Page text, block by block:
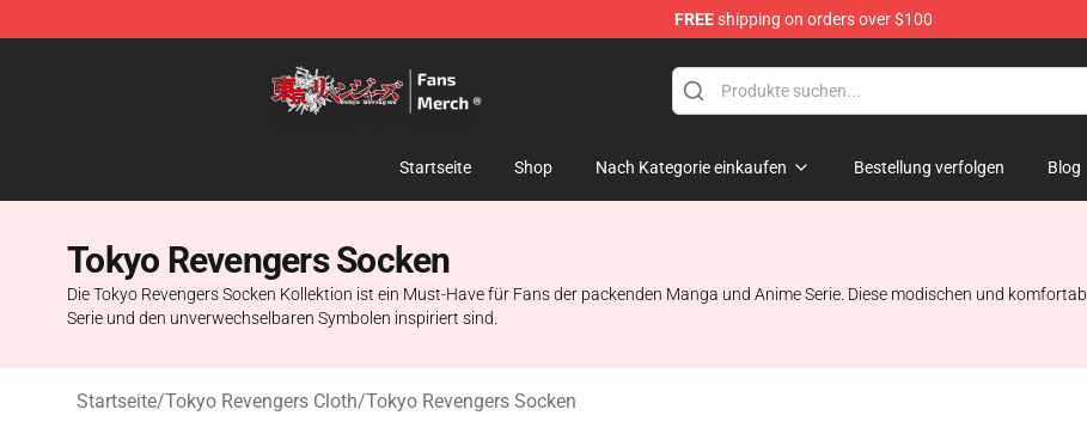
FREEshipping on orders over $100
Startseite Shop Nach Kategorie einkaufen Bestellung verfolgen Blog
Tokyo Revengers Socken
Die Tokyo Revengers Socken Kollektion ist ein Must-Have für Fans der packenden Manga und Anime Serie. Diese modischen und
Serie und den unverwechselbaren Symbolen inspiriert sind.
Startseite/Tokyo Revengers Cloth/Tokyo Revengers Socken